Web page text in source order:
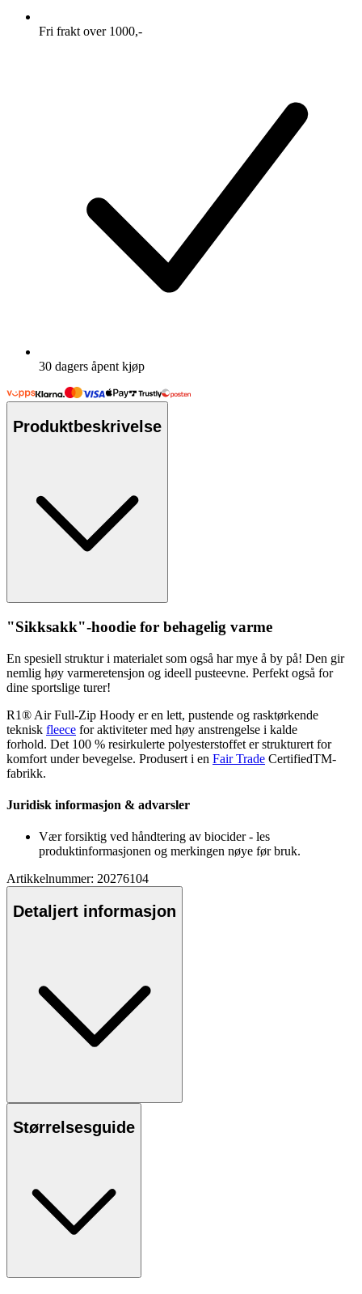
Fri frakt over 1000,-
30 dagers åpent kjøp
Produktbeskrivelse
"Sikksakk"-hoodie for behagelig varme
En spesiell struktur i materialet som også har mye å by på! Den gir
nemlig høy varmeretensjon og ideell pusteevne. Perfekt også for
dine sportslige turer!
R1® Air Full-Zip Hoody er en lett, pustende og rasktørkende
teknisk fleece for aktiviteter med høy anstrengelse i kalde
forhold. Det 100 % resirkulerte polyesterstoffet er strukturert for
komfort under bevegelse. Produsert i en Fair Trade CertifiedTM-
fabrikk.
Juridisk informasjon & advarsler
Vær forsiktig ved håndtering av biocider - les
produktinformasjonen og merkingen nøye før bruk.
Artikkelnummer: 20276104
Detaljert informasjon
Størrelsesguide